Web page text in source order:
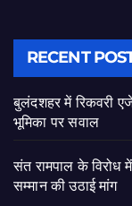
RECENT
बुलंदशहर में रिकवरी
भूमिका पर सवाल
संत रामपाल के विरोध
सम्मान की उठाई मांग